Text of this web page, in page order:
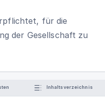
für die
der Gesellschaft zu
Inhaltsverzeichnis